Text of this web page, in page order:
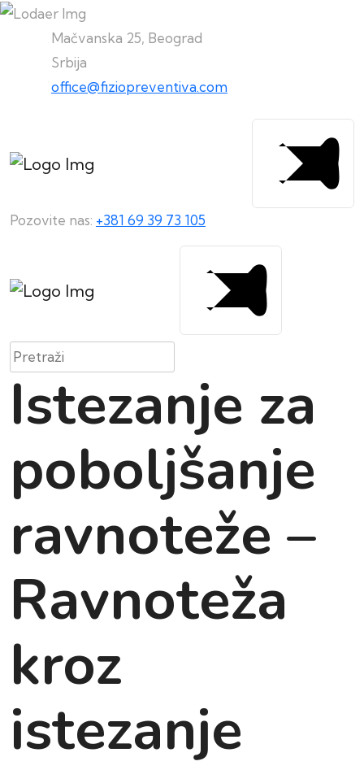
Mačvanska 25, Beograd
Srbija
office@fiziopreventiva.com
Pozovite nas: +381 69 39 73 105
Istezanje za
poboljšanje
ravnoteže –
Ravnoteža
kroz
istezanje